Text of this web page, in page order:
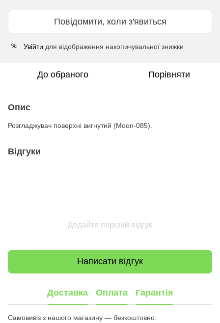
Повідомити, коли з'явиться
% Увійти для відображення накопичувальної знижки
До обраного Порівняти
Опис
Розгладжувач поверхні вигнутий (Moon-085).
Відгуки
Додайте перший відгук
Написати відгук
Доставка Оплата Гарантія
Самовивіз з нашого магазину — безкоштовно.